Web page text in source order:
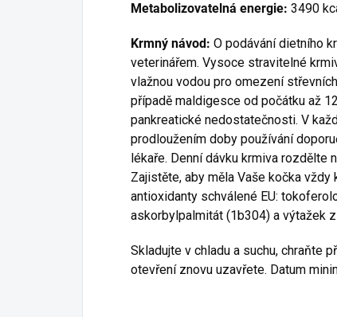
Metabolizovatelná energie: 3490
Krmný návod: O podávání dietního
veterinářem. Vysoce stravitelné
vlažnou vodou pro omezení
případě maldigesce od počátku až
pankreatické nedostatečnosti. V
prodloužením doby používání
lékaře. Denní dávku krmiva rozdělte
Zajistěte, aby měla Vaše kočka
antioxidanty schválené EU:
askorbylpalmitát (1b304) a výtažek
Skladujte v chladu a suchu, chraňte
otevření znovu uzavřete. Datum